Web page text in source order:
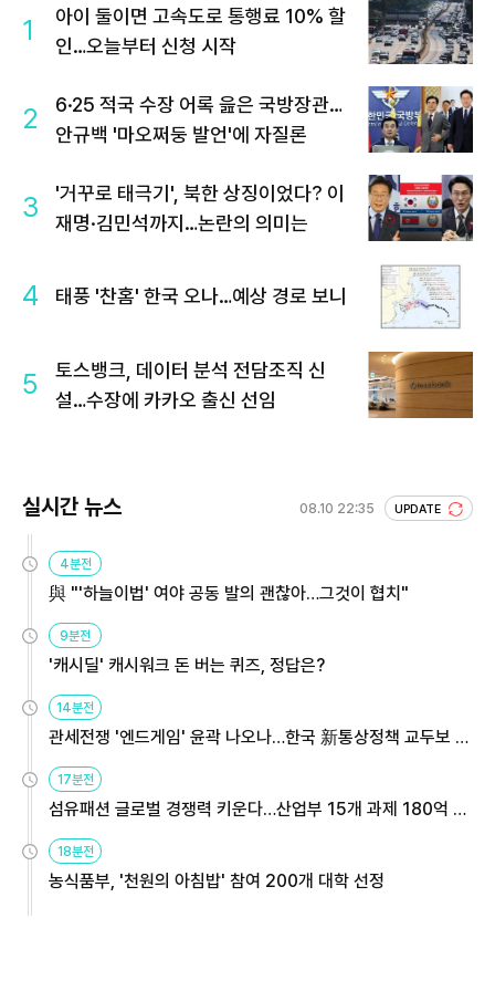
1
아이 둘이면 고속도로 통행료 10% 할
인…오늘부터 신청 시작
2
6·25 적국 수장 어록 읊은 국방장관…
안규백 '마오쩌둥 발언'에 자질론
3
'거꾸로 태극기', 북한 상징이었다? 이
재명·김민석까지…논란의 의미는
4 태풍 '찬홈' 한국 오나…예상 경로 보니
5
토스뱅크, 데이터 분석 전담조직 신
설…수장에 카카오 출신 선임
실시간 뉴스 08.10 22:35 UPDATE
4분전
與 "'하늘이법' 여야 공동 발의 괜찮아…그것이 협치"
9분전
'캐시딜' 캐시워크 돈 버는 퀴즈, 정답은?
14분전
관세전쟁 '엔드게임' 윤곽 나오나…한국 新통상정책 교두보 활
17분전
섬유패션 글로벌 경쟁력 키운다…산업부 15개 과제 180억 지
18분전
농식품부, '천원의 아침밥' 참여 200개 대학 선정